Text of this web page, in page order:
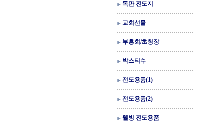
독판 전도지
교회선물
부흥회/초청장
박스티슈
전도용품(1)
전도용품(2)
웰빙 전도용품